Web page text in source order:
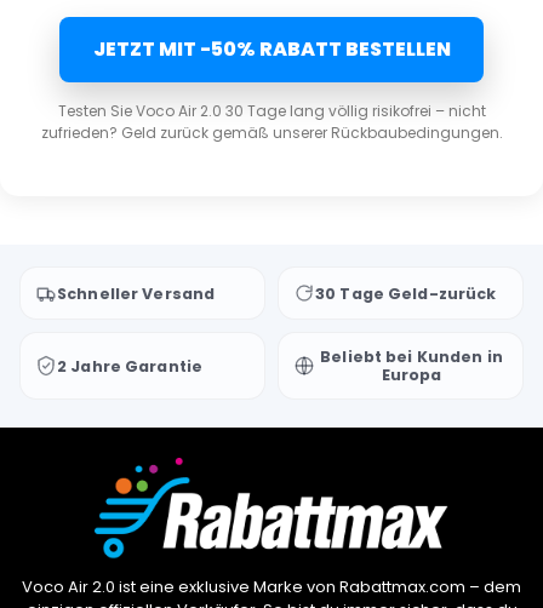
JETZT MIT -50% RABATT BESTELLEN
Testen Sie Voco Air 2.0 30 Tage lang völlig risikofrei – nicht
zufrieden? Geld zurück gemäß unserer Rückbaubedingungen.
Schneller Versand 30 Tage Geld-zurück
2 Jahre Garantie
Beliebt bei Kunden in
Europa
Voco Air 2.0 ist eine exklusive Marke von Rabattmax.com – dem